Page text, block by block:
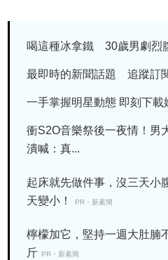
喝這種冰拿鐵 30歲男劇烈
最即時的新聞話題 追蹤訂
一手掌握明星動態 即刻下載
衝S2O音樂祭後一夜情！
潰喊：真...
起床就先做件事，沒三天小
天變小！
PR・新素簡
檸檬加它，堅持一週大肚腩
斤 PR・新素簡